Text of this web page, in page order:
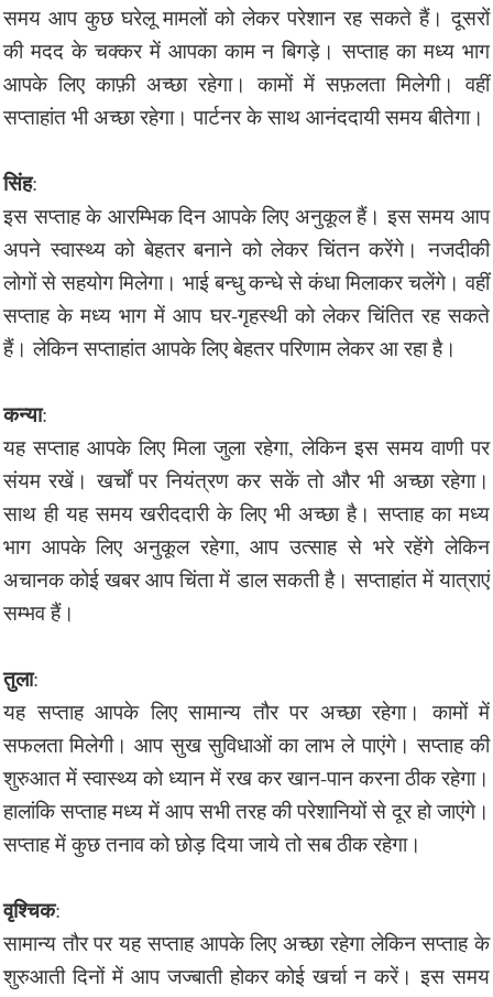
समय आप कुछ घरेलू मामलों को लेकर परेशान रह सकते हैं। दूसरों
की मदद के चक्कर में आपका काम न बिगड़े। सप्ताह का मध्य भाग
आपके लिए काफ़ी अच्छा रहेगा। कामों में सफ़लता मिलेगी। वहीं
सप्ताहांत भी अच्छा रहेगा। पार्टनर के साथ आनंददायी समय बीतेगा।
सिंह:
इस सप्ताह के आरम्भिक दिन आपके लिए अनुकूल हैं। इस समय आप
अपने स्वास्थ्य को बेहतर बनाने को लेकर चिंतन करेंगे। नजदीकी
लोगों से सहयोग मिलेगा। भाई बन्धु कन्धे से कंधा मिलाकर चलेंगे। वहीं
सप्ताह के मध्य भाग में आप घर-गृहस्थी को लेकर चिंतित रह सकते
हैं। लेकिन सप्ताहांत आपके लिए बेहतर परिणाम लेकर आ रहा है।
कन्या:
यह सप्ताह आपके लिए मिला जुला रहेगा, लेकिन इस समय वाणी पर
संयम रखें। खर्चों पर नियंत्रण कर सकें तो और भी अच्छा रहेगा।
साथ ही यह समय खरीददारी के लिए भी अच्छा है। सप्ताह का मध्य
भाग आपके लिए अनुकूल रहेगा, आप उत्साह से भरे रहेंगे लेकिन
अचानक कोई खबर आप चिंता में डाल सकती है। सप्ताहांत में यात्राएं
सम्भव हैं।
तुला:
यह सप्ताह आपके लिए सामान्य तौर पर अच्छा रहेगा। कामों में
सफलता मिलेगी। आप सुख सुविधाओं का लाभ ले पाएंगे। सप्ताह की
शुरुआत में स्वास्थ्य को ध्यान में रख कर खान-पान करना ठीक रहेगा।
हालांकि सप्ताह मध्य में आप सभी तरह की परेशानियों से दूर हो जाएंगे।
सप्ताह में कुछ तनाव को छोड़ दिया जाये तो सब ठीक रहेगा।
वृश्चिक:
सामान्य तौर पर यह सप्ताह आपके लिए अच्छा रहेगा लेकिन सप्ताह के
शुरुआती दिनों में आप जज्बाती होकर कोई खर्चा न करें। इस समय